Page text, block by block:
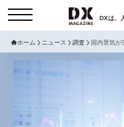
DXは、
サービスメニュー
ホーム ニュース 調査 国内景気